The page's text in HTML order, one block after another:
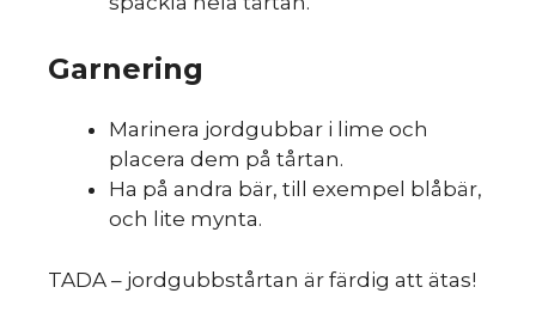
Garnering
Marinera jordgubbar i lime och
placera dem på tårtan.
Ha på andra bär, till exempel blåbär,
och lite mynta.
TADA – jordgubbstårtan är färdig att ätas!